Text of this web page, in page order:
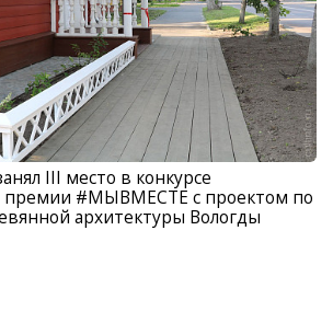
III место в конкурсе
#МЫВМЕСТЕ с проектом по
архитектуры Вологды